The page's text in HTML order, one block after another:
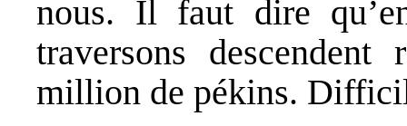
nous. Il faut dire
traversons descendent
million de pékins.